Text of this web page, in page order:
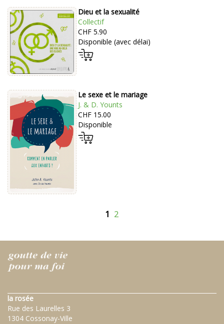
Dieu et la sexualité
Collectif
CHF 5.90
Disponible (avec délai)
Le sexe et le mariage
J. & D. Younts
CHF 15.00
Disponible
1 2
la rosée
Rue des Laurelles 3
1304 Cossonay-Ville